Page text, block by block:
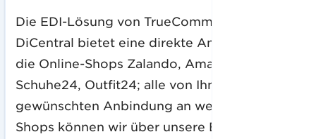
Die EDI-Lösung von TrueCommerce
DiCentral bietet eine direkte Anbindung an
die Online-Shops Zalando, Amazon,
Schuhe24, Outfit24; alle von Ihnen
gewünschten Anbindung an weitere Online-
Shops können wir über unsere EDI-